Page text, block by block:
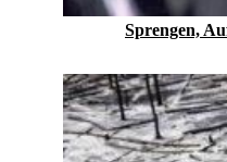
Sprengen,